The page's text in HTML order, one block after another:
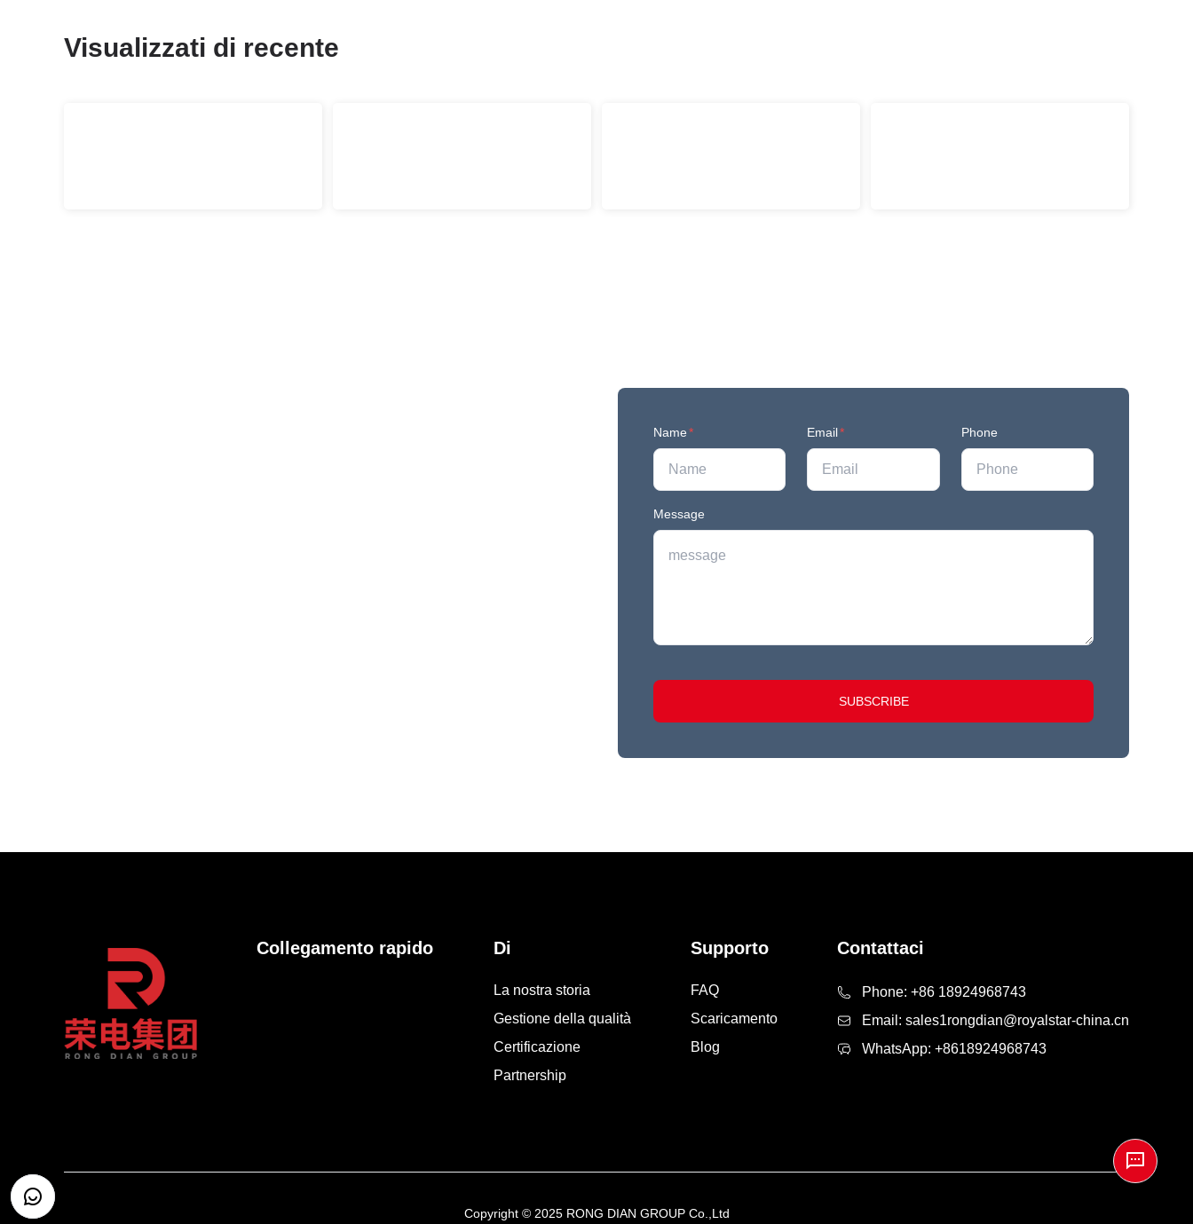
Visualizzati di recente
Name* Email* Phone
Message
SUBSCRIBE
Collegamento rapido Di
La nostra storia
Gestione della qualità
Certificazione
Partnership
Supporto
FAQ
Scaricamento
Blog
Contattaci
Phone: +86 18924968743
Email: sales1rongdian@royalstar-china.cn
WhatsApp: +8618924968743
Copyright © 2025 RONG DIAN GROUP Co.,Ltd